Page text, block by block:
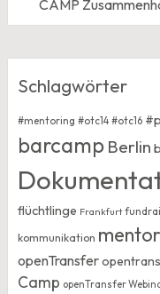
CAMP
Schlagwörter
#mentoring #otc14 #otc16
barcamp Berlin
flüchtlinge Frankfurt
kommunikation
openTransfer
Camp openTransfer